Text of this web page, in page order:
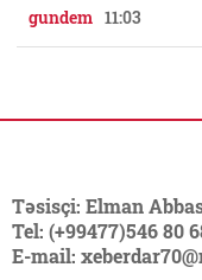
gundem 11:03
Təsisçi: Elman
Tel: (+99477)546 80
E-mail: